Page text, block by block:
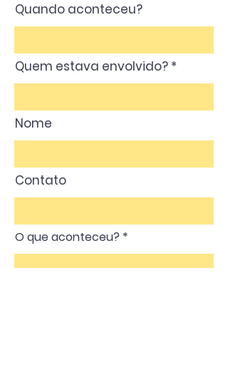
Quando aconteceu?
Quem estava envolvido?
Nome
Contato
O que aconteceu?